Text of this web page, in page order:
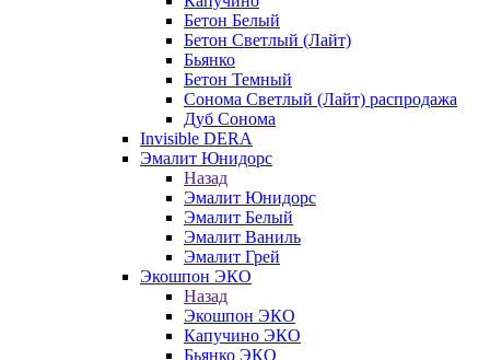
Бетон Белый
Бетон Светлый (Лайт)
Бьянко
Бетон Темный
Сонома Светлый (Лайт) распродажа
Дуб Сонома
Invisible DERA
Эмалит Юнидорс
Назад
Эмалит Юнидорс
Эмалит Белый
Эмалит Ваниль
Эмалит Грей
Экошпон ЭКО
Назад
Экошпон ЭКО
Капучино ЭКО
Бьянко ЭКО